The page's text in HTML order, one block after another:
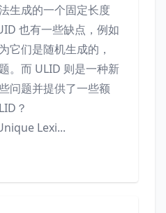
生成的一个固定长度
也有一些缺点，例如
它们是随机生成的，
。而 ULID 则是一种新
问题并提供了一些额
？
Lexi...